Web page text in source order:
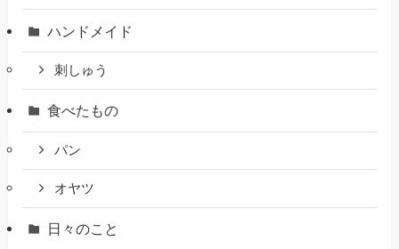
ハンドメイド
刺しゅう
食べたもの
パン
オヤツ
日々のこと